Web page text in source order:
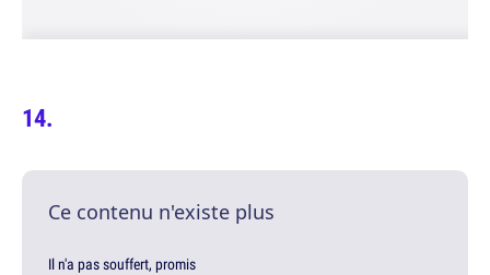
Ce contenu n'existe plus
Il n'a pas souffert, promis